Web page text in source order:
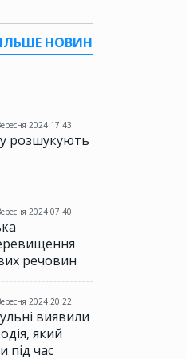
НОВИН
2024 17:43
розшукують
2024 07:40
речовин
2024 20:22
виявили
який
під час